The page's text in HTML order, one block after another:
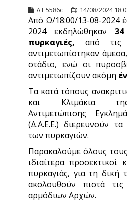
ΔΤ 5586c 14/08/2024
Από Ω/18:00/13-08-2024
2024 εκδηλώθηκαν 34
πυρκαγιές, από τις
αντιμετωπίστηκαν
στάδιο, ενώ οι
αντιμετωπίζουν ακόμη
Τα κατά τόπους
και Κλιμάκια
Αντιμετώπισης
(Δ.Α.Ε.Ε.) διερευνούν
των πυρκαγιών.
Παρακαλούμε όλους τους
ιδιαίτερα προσεκτικοί
πυρκαγιάς, για τη δική
ακολουθούν πιστά
αρμόδιων Αρχών.